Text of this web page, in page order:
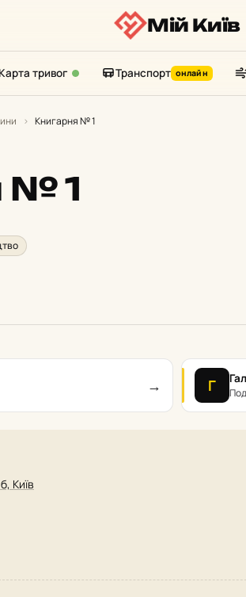
Мій Київ
Карта тривог Транспорт онлайн
› Книгарня № 1
№ 1
→ Г
Київ